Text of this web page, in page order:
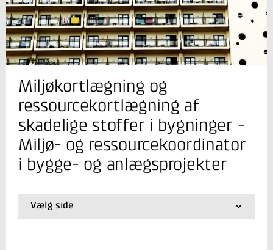
Jeg er din kontaktperson
Lene Dalvang
Seniorkonsulent
Bæredygtigt byggeri
+45 72 20 22 57
Send e-mail
Miljøkortlægning og
ressourcekortlægning af
skadelige stoffer i bygninger -
Miljø- og ressourcekoordinator
i bygge- og anlægsprojekter
Vælg side
01.Forside